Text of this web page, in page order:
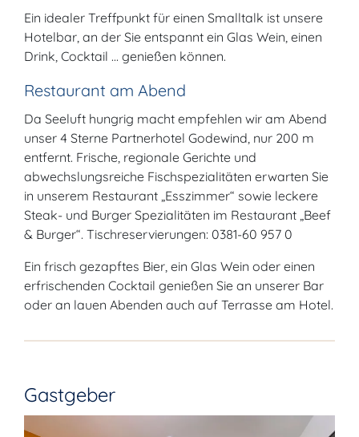
Ein idealer Treffpunkt für einen Smalltalk ist unsere
Hotelbar, an der Sie entspannt ein Glas Wein, einen
Drink, Cocktail ... genießen können.
Restaurant am Abend
Da Seeluft hungrig macht empfehlen wir am Abend
unser 4 Sterne Partnerhotel Godewind, nur 200 m
entfernt. Frische, regionale Gerichte und
abwechslungsreiche Fischspezialitäten erwarten Sie
in unserem Restaurant „Esszimmer“ sowie leckere
Steak- und Burger Spezialitäten im Restaurant „Beef
& Burger“. Tischreservierungen: 0381-60 957 0
Ein frisch gezapftes Bier, ein Glas Wein oder einen
erfrischenden Cocktail genießen Sie an unserer Bar
oder an lauen Abenden auch auf Terrasse am Hotel.
Gastgeber